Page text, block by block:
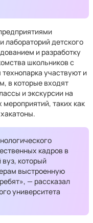
лабораторий детского
и разработку
школьников с
участвуют и
в которые входят
и экскурсии на
таких как
кадров в
который
выстроенную
— рассказал
университета